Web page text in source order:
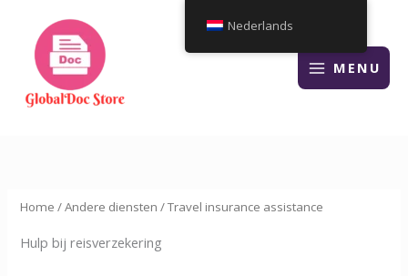
inhoud
MENU
Home /Andere diensten / Travel insurance assistance
Hulp bij reisverzekering
Nederlands